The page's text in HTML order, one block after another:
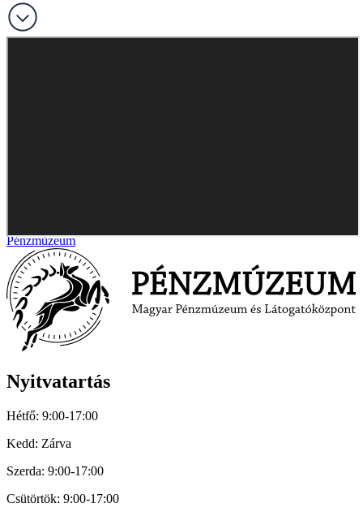
Pénzmúzeum
Nyitvatartás
Hétfő: 9:00-17:00
Kedd: Zárva
Szerda: 9:00-17:00
Csütörtök: 9:00-17:00